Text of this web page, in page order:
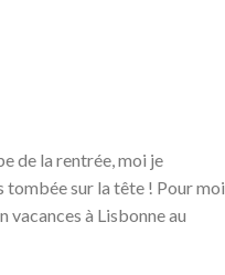
de la rentrée, moi je
tombée sur la tête ! Pour moi
vacances à Lisbonne au